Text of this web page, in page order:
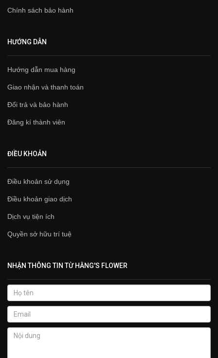
Chính sách bảo hành
HƯỚNG DẪN
Hướng dẫn mua hàng
Giao nhận và thanh toán
Đổi trả và bảo hành
Đăng kí thành viên
ĐIỀU KHOẢN
Điều khoản sử dụng
Điều khoản giao dịch
Dịch vụ tiện ích
Quyền sở hữu trí tuệ
NHẬN THÔNG TIN TỪ HẰNG'S FLOWER